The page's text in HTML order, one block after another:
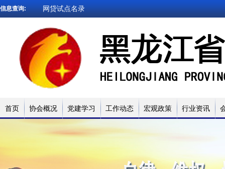
信息查询: 网贷试点名录
被执行人查询
企业信用查询
法院文书查询
小贷名录查询
首页
协会概况 党建学习 工作动态 宏观政策 行业资讯